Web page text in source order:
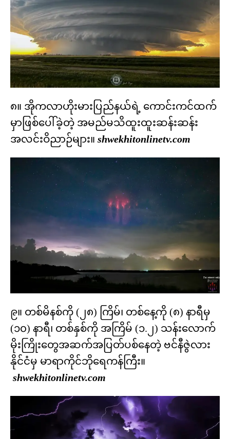
၈။ အိုကလာဟိုးမားပြည်နယ်ရဲ့ ကောင်းကင်ထက်
မှာဖြစ်ပေါ်ခဲ့တဲ့ အမည်မသိထူးထူးဆန်းဆန်း
အလင်းဝိညာဉ်များ။ shwekhitonlinetv.com
၉။ တစ်မိနစ်ကို (၂၈) ကြိမ်၊ တစ်နေ့ကို (၈) နာရီမှ
(၁၀) နာရီ၊ တစ်နှစ်ကို အကြိမ် (၁.၂) သန်းလောက်
မိုးကြိုးတွေအဆက်အပြတ်ပစ်နေတဲ့ ဗင်နီဇွဲလား
နိုင်ငံမှ မာရာကိုင်ဘိုရေကန်ကြီး။
shwekhitonlinetv.com